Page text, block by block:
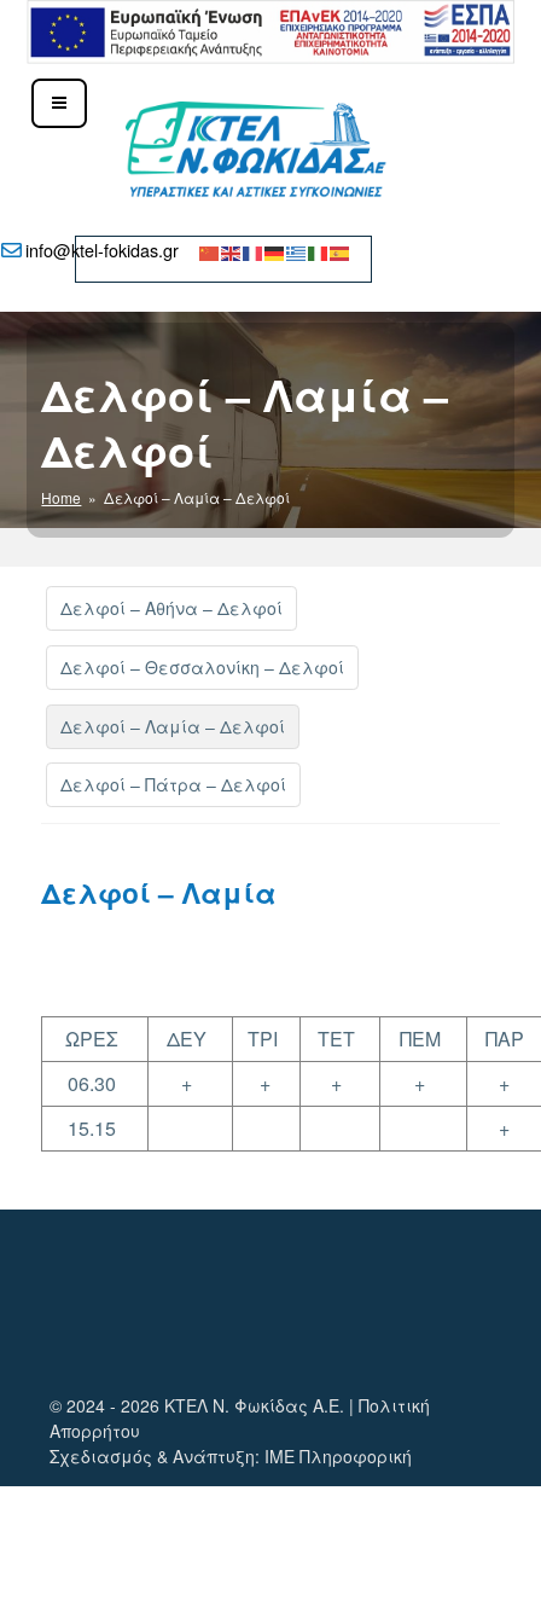
Μετάβαση
ΚΤΕΛ Ν. ΦΩΚΊΔΑΣ – ΔΕΛΦΟΊ
info@ktel-fokidas.gr
Δελφοί – Λαμία –
Δελφοί
Home » Δελφοί – Λαμία – Δελφοί
Δελφοί – Αθήνα – Δελφοί
Δελφοί – Θεσσαλονίκη – Δελφοί
Δελφοί – Λαμία – Δελφοί
Δελφοί – Πάτρα – Δελφοί
Δελφοί – Λαμία
ΩΡΕΣ ΔΕΥ ΤΡΙ ΤΕΤ ΠΕΜ
ΠΑΡ
06.30
+ + + +
+
15.15
+
© 2024 - 2026 ΚΤΕΛ Ν. Φωκίδας Α.Ε. |Πολιτική
Απορρήτου
Σχεδιασμός & Ανάπτυξη: ΙΜΕ Πληροφορική